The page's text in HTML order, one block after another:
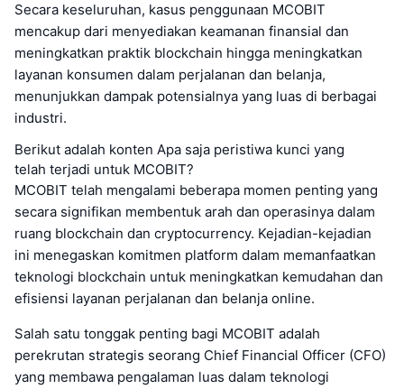
Secara keseluruhan, kasus penggunaan MCOBIT
mencakup dari menyediakan keamanan finansial dan
meningkatkan praktik blockchain hingga meningkatkan
layanan konsumen dalam perjalanan dan belanja,
menunjukkan dampak potensialnya yang luas di berbagai
industri.
Berikut adalah konten Apa saja peristiwa kunci yang
telah terjadi untuk MCOBIT?
MCOBIT telah mengalami beberapa momen penting yang
secara signifikan membentuk arah dan operasinya dalam
ruang blockchain dan cryptocurrency. Kejadian-kejadian
ini menegaskan komitmen platform dalam memanfaatkan
teknologi blockchain untuk meningkatkan kemudahan dan
efisiensi layanan perjalanan dan belanja online.
Salah satu tonggak penting bagi MCOBIT adalah
perekrutan strategis seorang Chief Financial Officer (CFO)
yang membawa pengalaman luas dalam teknologi